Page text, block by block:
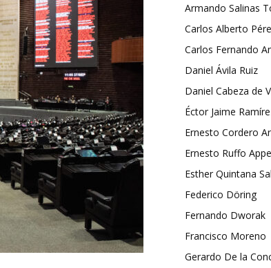
Armando Salinas
Carlos Alberto
Carlos Fernando
Daniel Ávila Ruiz
Daniel Cabeza de
Éctor Jaime
Ernesto Cordero
Ernesto Ruffo
Esther Quintana
Federico Döring
Fernando Dworak
Francisco Moreno
Gerardo De la